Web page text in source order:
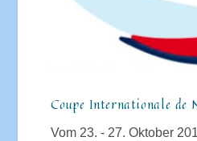
Coupe Internationale de
Vom 23. - 27. Oktober